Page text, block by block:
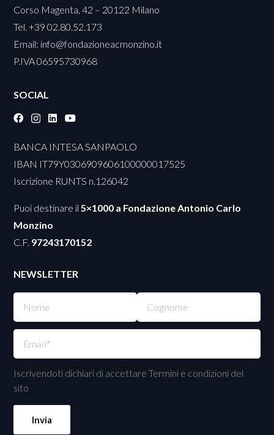
Corso Magenta, 42 – 20122 Milano
Tel. +39 02.80.52.173
Email: info@fondazioneacmonzino.it
P.IVA 06595730968
SOCIAL
BANCA INTESA SANPAOLO
IBAN IT79Y0306909606100000017525
Iscrizione RUNTS n.126042
Puoi destinare il5×1000 a Fondazione Antonio Carlo
Monzino
C.F. 97243170152
NEWSLETTER
Iscrivendoti dichiari di accettare Termini e condizioni del
sito